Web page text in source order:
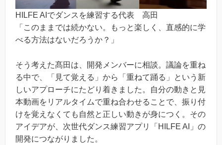
HILFE AIでダンスを練習する代表 高田
「このままでは続かない。もっと楽しく、直感的に学
べる方法はないだろうか？」
そう考えた髙田は、開発メンバーに相談。議論を重ね
る中で、「見て覚える」から「重ねて踊る」という新
しいアプローチにたどり着きました。自分の動きと見
本動画をリアルタイムで重ね合わせることで、振り付
けを覚えなくても自然と正しい動きが身につく。その
アイデアが、次世代ダンス練習アプリ「HILFE AI」の
開発につながりました。